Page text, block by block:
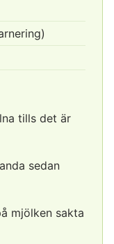
tills det är
sedan
mjölken sakta